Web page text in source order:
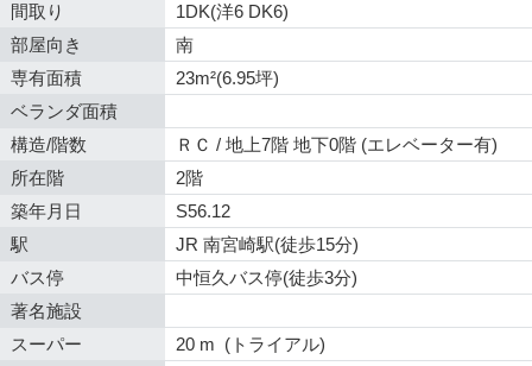
間取り
1DK(洋6 DK6)
部屋向き
南
専有面積
23m²(6.95坪)
ベランダ面積
構造/階数
ＲＣ / 地上7階 地下0階 (エレベーター有)
所在階
2階
築年月日
S56.12
駅
JR 南宮崎駅(徒歩15分)
バス停
中恒久バス停(徒歩3分)
著名施設
スーパー
20 m (トライアル)